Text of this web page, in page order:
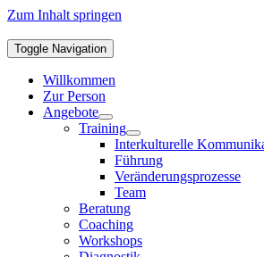
Zum Inhalt springen
Toggle Navigation
Willkommen
Zur Person
Angebote
Training
Interkulturelle
Führung
Veränderungsprozesse
Team
Beratung
Coaching
Workshops